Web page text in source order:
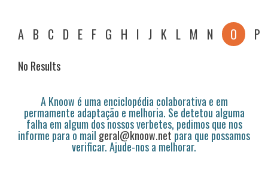
A B C D E F G H I J K L M N O P
No Results
A Knoow é uma enciclopédia colaborativa e em
permamente adaptação e melhoria. Se detetou alguma
falha em algum dos nossos verbetes, pedimos que nos
informe para o mail geral@knoow.netpara que possamos
verificar. Ajude-nos a melhorar.